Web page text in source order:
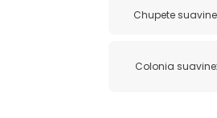
Chupete
Colonia